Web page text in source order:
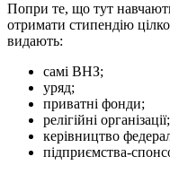
Попри те, що тут
отримати стипендію
видають:
самі ВНЗ;
уряд;
приватні фонди;
релігійні організації;
керівництво
підприємства-